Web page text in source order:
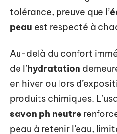
tolérance, preuve que l’
peau est respecté à
Au-delà du confort
de l’hydratation
en hiver ou lors
produits chimiques.
savon ph neutre
peau à retenir l’eau,